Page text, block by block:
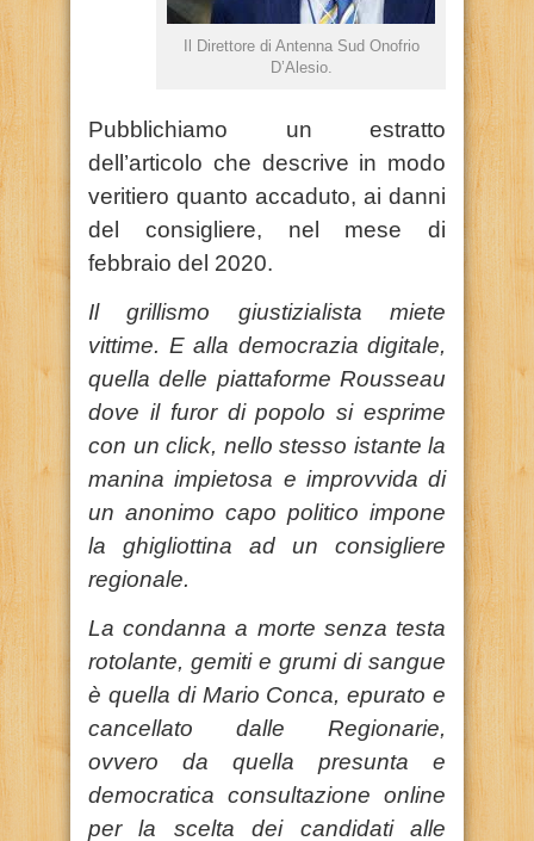
Il Direttore di Antenna Sud Onofrio
D’Alesio.
Pubblichiamo un estratto
dell’articolo che descrive in modo
veritiero quanto accaduto, ai danni
del consigliere, nel mese di
febbraio del 2020.
Il grillismo giustizialista miete
vittime. E alla democrazia digitale,
quella delle piattaforme Rousseau
dove il furor di popolo si esprime
con un click, nello stesso istante la
manina impietosa e improvvida di
un anonimo capo politico impone
la ghigliottina ad un consigliere
regionale.
La condanna a morte senza testa
rotolante, gemiti e grumi di sangue
è quella di Mario Conca, epurato e
cancellato dalle Regionarie,
ovvero da quella presunta e
democratica consultazione online
per la scelta dei candidati alle